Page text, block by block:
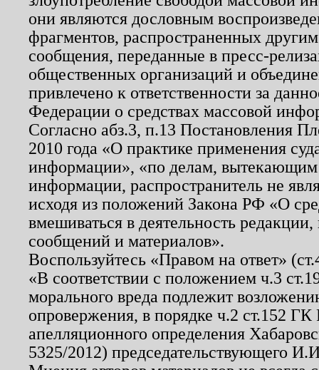
они являются дословным
фрагментов, распространенных
сообщения, переданные в пресс-
общественных организаций и
привлечено к ответственности за
Федерации о средствах массовой
Согласно абз.3, п.13 Постановления
2010 года «О практике применения
информации», «по делам, вытекающим
информации, распространитель не
исходя из положений Закона РФ «О
вмешиваться в деятельность
сообщений и материалов».
Воспользуйтесь «Правом на ответ»
«В соответствии с положением ч.3
морального вреда подлежит
опровержения, в порядке ч.2 ст.152
апелляционного определения
5325/2012) председательствующего